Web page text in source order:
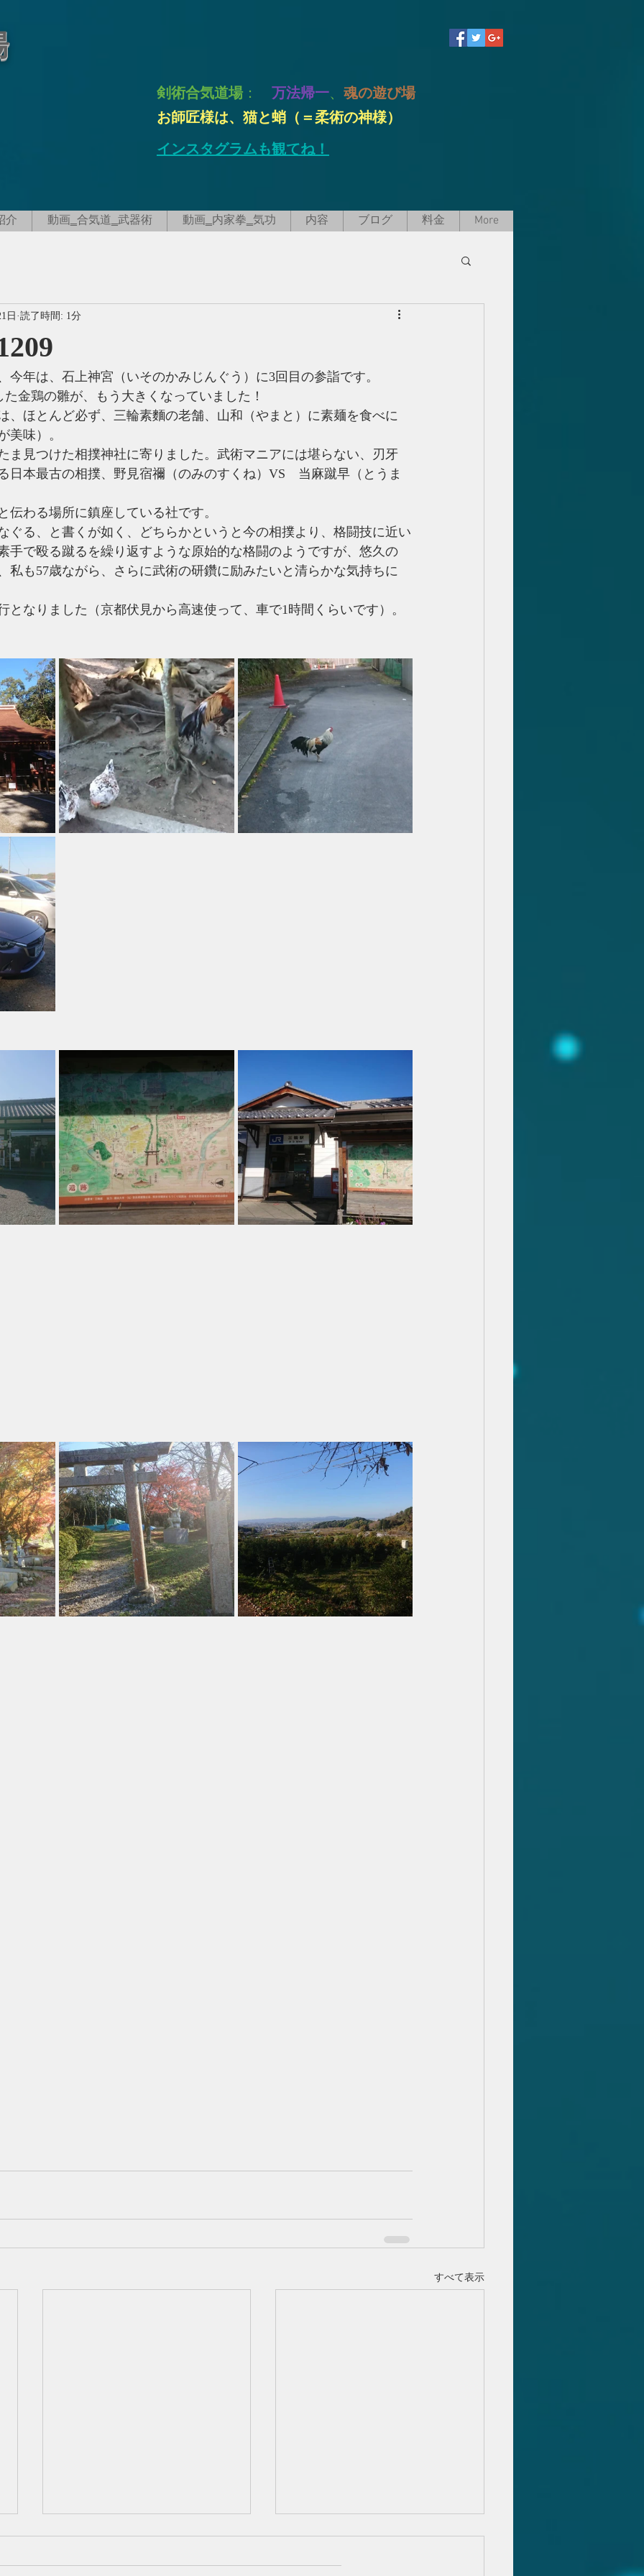
剣術合気道場 ： 万法帰一、 魂の遊び場
お師匠様は、猫と蛸（＝柔術の神様）
インスタグラムも観てね！
介 動画‗合気道‗武器術 動画‗内家拳‗気功 内容 ブログ 料金 More
日 読了時間: 1分
年は、石上神宮（いそのかみじんぐう）に3回目の参詣です。
た金鶏の雛が、もう大きくなっていました！
ほとんど必ず、三輪素麵の老舗、山和（やまと）に素麺を食べに
美味）。
見つけた相撲神社に寄りました。武術マニアには堪らない、刃牙
日本最古の相撲、野見宿禰（のみのすくね）VS　当麻蹴早（とうま
伝わる場所に鎮座している社です。
る、と書くが如く、どちらかというと今の相撲より、格闘技に近い
手で殴る蹴るを繰り返すような原始的な格闘のようですが、悠久の
私も57歳ながら、さらに武術の研鑽に励みたいと清らかな気持ちに
なりました（京都伏見から高速使って、車で1時間くらいです）。
すべて表示